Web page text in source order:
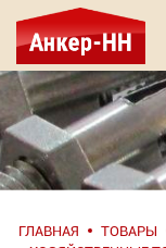
НАПИШИТЕ
НАМ
ГЛАВНАЯ ТОВАРЫ